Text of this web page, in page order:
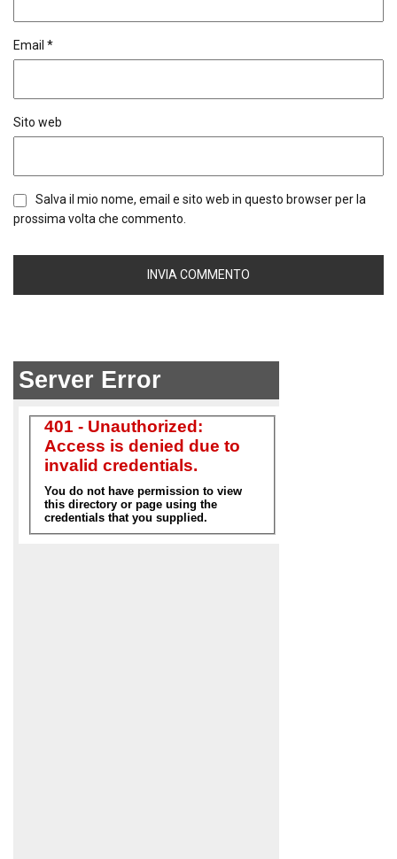
Email *
Sito web
Salva il mio nome, email e sito web in questo browser per la
prossima volta che commento.